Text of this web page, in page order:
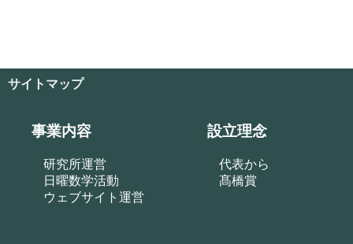
サイトマップ
事業内容
研究所運営
日曜数学活動
ウェブサイト運営
設立理念
代表から
髙橋賞